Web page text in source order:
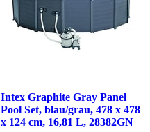
Intex Graphite Gray Panel
Pool Set, blau/grau, 478 x 478
x 124 cm, 16,81 L, 28382GN